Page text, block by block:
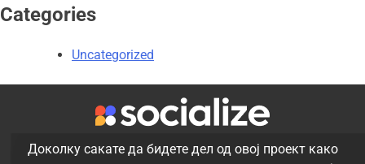
Categories
Uncategorized
Доколку сакате да бидете дел од овој проект како